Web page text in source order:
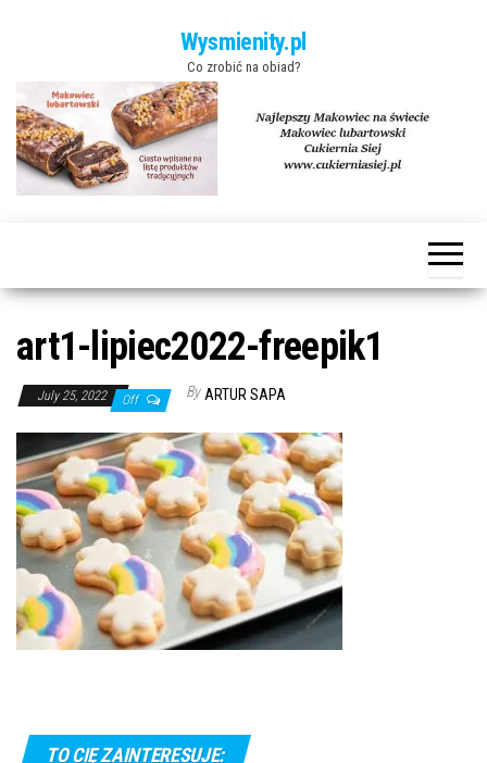
Wysmienity.pl
Co zrobić na obiad?
art1-lipiec2022-freepik1
July 25, 2022 Off By ARTUR SAPA
TO CIĘ ZAINTERESUJE: